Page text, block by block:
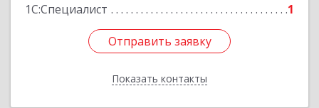
1С:Специалист
1
Отправить заявку
Показать контакты
Отправить заявку
Назад